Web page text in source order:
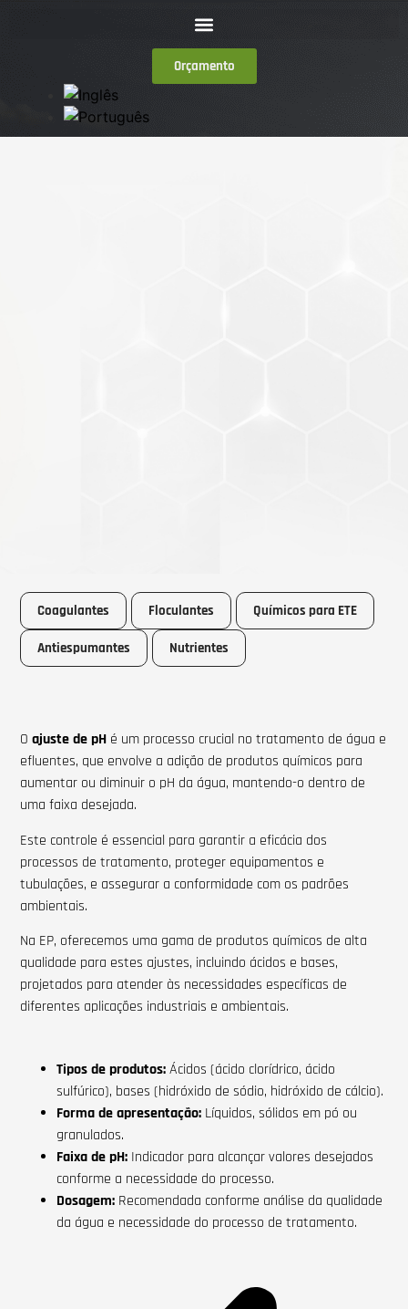
Orçamento
Coagulantes Floculantes Químicos para ETE
Antiespumantes Nutrientes
Oajuste de pH é um processo crucial no tratamento de água e
efluentes, que envolve a adição de produtos químicos para
aumentar ou diminuir o pH da água, mantendo-o dentro de
uma faixa desejada.
Este controle é essencial para garantir a eficácia dos
processos de tratamento, proteger equipamentos e
tubulações, e assegurar a conformidade com os padrões
ambientais.
Na EP, oferecemos uma gama de produtos químicos de alta
qualidade para estes ajustes, incluindo ácidos e bases,
projetados para atender às necessidades específicas de
diferentes aplicações industriais e ambientais.
Tipos de produtos:Ácidos (ácido clorídrico, ácido
sulfúrico), bases (hidróxido de sódio, hidróxido de cálcio).
Forma de apresentação: Líquidos, sólidos em pó ou
granulados.
Faixa de pH: Indicador para alcançar valores desejados
conforme a necessidade do processo.
Dosagem: Recomendada conforme análise da qualidade
da água e necessidade do processo de tratamento.